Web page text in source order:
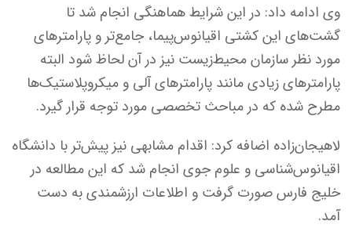
وی ادامه داد: در این شرایط هماهنگی انجام شد تا
گشت‌های این کشتی اقیانوس‌پیما، جامع‌تر و پارامترهای
مورد نظر سازمان محیط‌زیست نیز در آن لحاظ شود البته
پارامترهای زیادی مانند پارامترهای آلی‌ و میکروپلاستیک‌ها
مطرح شده که در مباحث تخصصی مورد توجه قرار گیرد.
لاهیجان‌زاده اضافه کرد: اقدام مشابهی نیز پیش‌تر با دانشگاه
اقیانوس‌شناسی و علوم جوی انجام شد که این مطالعه در
خلیج فارس صورت گرفت و اطلاعات ارزشمندی به دست
آمد.